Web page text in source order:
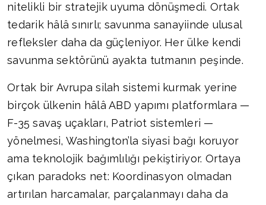
nitelikli bir stratejik uyuma dönüşmedi. Ortak
tedarik hâlâ sınırlı; savunma sanayiinde ulusal
refleksler daha da güçleniyor. Her ülke kendi
savunma sektörünü ayakta tutmanın peşinde.
Ortak bir Avrupa silah sistemi kurmak yerine
birçok ülkenin hâlâ ABD yapımı platformlara —
F-35 savaş uçakları, Patriot sistemleri —
yönelmesi, Washington’la siyasi bağı koruyor
ama teknolojik bağımlılığı pekiştiriyor. Ortaya
çıkan paradoks net: Koordinasyon olmadan
artırılan harcamalar, parçalanmayı daha da